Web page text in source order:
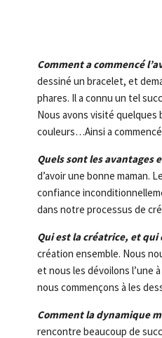
Comment a commencé
dessiné un bracelet, et
phares. Il a connu un tel
Nous avons visité
couleurs…Ainsi a
Quels sont les avantages
d’avoir une bonne maman.
confiance
dans notre processus de
Qui est la créatrice, et qui
création ensemble. Nous
et nous les dévoilons l’une
nous commençons à les
Comment la dynamique
rencontre beaucoup de